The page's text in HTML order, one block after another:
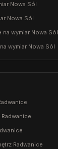
Nowa Sól
Nowa Sól
na wymiar Nowa Sól
wymiar Nowa Sól
Radwanice